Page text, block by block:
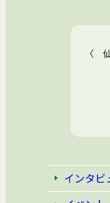
〈
インタビ